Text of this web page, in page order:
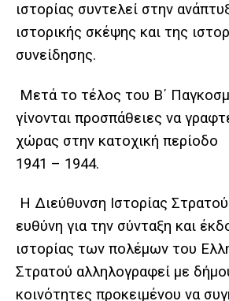
ιστορίας συντελεί στην
ιστορικής σκέψης και της
συνείδησης.
Μετά το τέλος του Β΄
γίνονται προσπάθειες να
χώρας στην κατοχική περίοδο
1941 – 1944.
Η Διεύθυνση Ιστορίας
ευθύνη για την σύνταξη και
ιστορίας των πολέμων του
Στρατού αλληλογραφεί με
κοινότητες προκειμένου να